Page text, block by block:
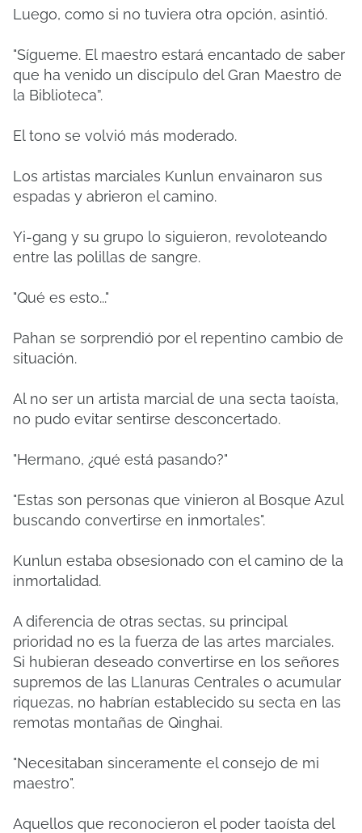
Luego, como si no tuviera otra opción, asintió.
"Sígueme. El maestro estará encantado de saber
que ha venido un discípulo del Gran Maestro de
la Biblioteca”.
El tono se volvió más moderado.
Los artistas marciales Kunlun envainaron sus
espadas y abrieron el camino.
Yi-gang y su grupo lo siguieron, revoloteando
entre las polillas de sangre.
"Qué es esto..."
Pahan se sorprendió por el repentino cambio de
situación.
Al no ser un artista marcial de una secta taoísta,
no pudo evitar sentirse desconcertado.
"Hermano, ¿qué está pasando?"
"Estas son personas que vinieron al Bosque Azul
buscando convertirse en inmortales".
Kunlun estaba obsesionado con el camino de la
inmortalidad.
A diferencia de otras sectas, su principal
prioridad no es la fuerza de las artes marciales.
Si hubieran deseado convertirse en los señores
supremos de las Llanuras Centrales o acumular
riquezas, no habrían establecido su secta en las
remotas montañas de Qinghai.
"Necesitaban sinceramente el consejo de mi
maestro".
Aquellos que reconocieron el poder taoísta del